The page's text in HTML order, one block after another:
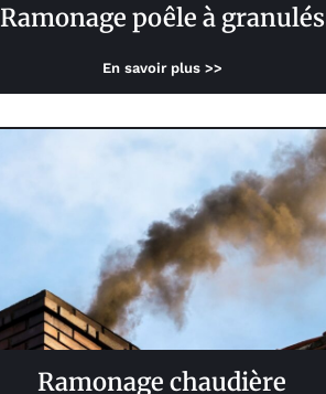
Ramonage poêle à granulés
En savoir plus >>
Ramonage chaudière